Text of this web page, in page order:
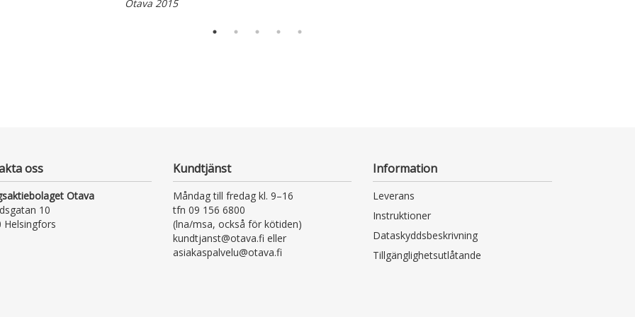
Otava 2015
oss
Otava
10
Helsingfors
Kundtjänst
Måndag till fredag kl. 9–16
tfn 09 156 6800
(lna/msa, också för kötiden)
kundtjanst@otava.fi eller
asiakaspalvelu@otava.fi
Information
Leverans
Instruktioner
Dataskyddsbeskrivning
Tillgänglighetsutlåtande